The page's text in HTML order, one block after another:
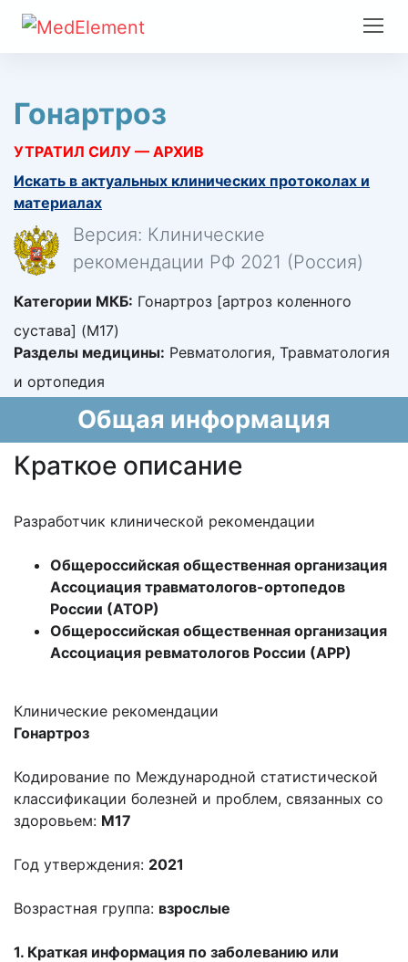
Гонартроз
УТРАТИЛ СИЛУ — АРХИВ
Искать в актуальных клинических протоколах и
материалах
Версия: Клинические
рекомендации РФ 2021 (Россия)
Категории МКБ: Гонартроз [артроз коленного
сустава] (M17)
Разделы медицины: Ревматология, Травматология
и ортопедия
Общая информация
Краткое описание
Разработчик клинической рекомендации
Общероссийская общественная организация
Ассоциация травматологов-ортопедов
России (АТОР)
Общероссийская общественная организация
Ассоциация ревматологов России (АРР)
Клинические рекомендации
Гонартроз
Кодирование по Международной статистической
классификации болезней и проблем, связанных со
здоровьем: М17
Год утверждения: 2021
Возрастная группа: взрослые
1. Краткая информация по заболеванию или